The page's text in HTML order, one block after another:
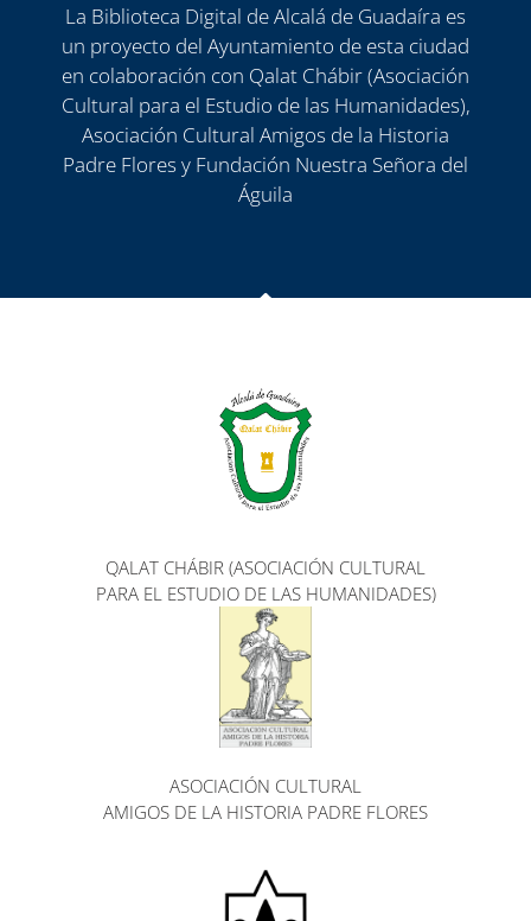
La Biblioteca Digital de Alcalá de Guadaíra es
un proyecto del Ayuntamiento de esta ciudad
en colaboración con Qalat Chábir (Asociación
Cultural para el Estudio de las Humanidades),
Asociación Cultural Amigos de la Historia
Padre Flores y Fundación Nuestra Señora del
Águila
QALAT CHÁBIR (ASOCIACIÓN CULTURAL
PARA EL ESTUDIO DE LAS HUMANIDADES)
ASOCIACIÓN CULTURAL
AMIGOS DE LA HISTORIA PADRE FLORES